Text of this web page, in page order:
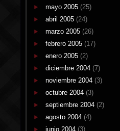
mayo 2005 (25)
abril 2005 (24)
marzo 2005 (26)
febrero 2005 (17)
enero 2005 (2)
diciembre 2004 (7)
noviembre 2004 (3)
octubre 2004 (3)
septiembre 2004 (2)
agosto 2004 (4)
junio 2004 (3)